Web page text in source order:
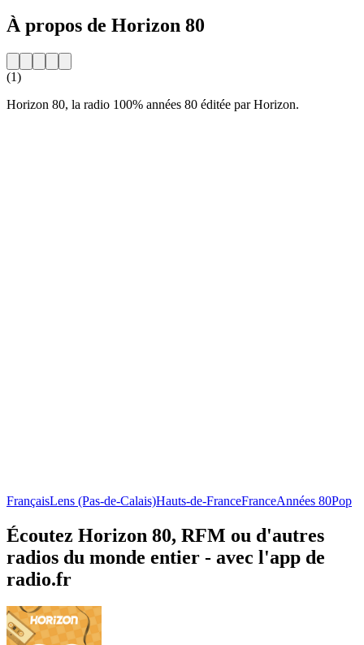
À propos de Horizon 80
(1)
Horizon 80, la radio 100% années 80 éditée par Horizon.
FrançaisLens (Pas-de-Calais)Hauts-de-FranceFranceAnnées 80Pop
Écoutez Horizon 80, RFM ou d'autres
radios du monde entier - avec l'app de
radio.fr